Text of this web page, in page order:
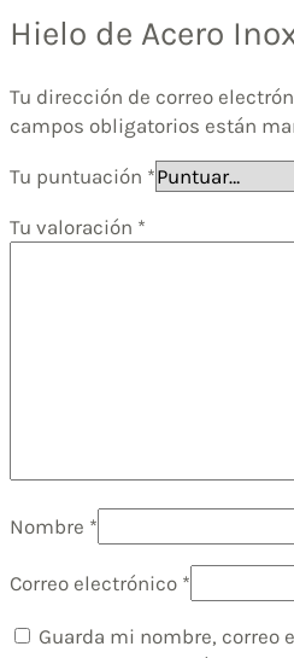
Hielo de Acero
Tu dirección de correo
campos obligatorios están
Tu puntuación *
Tu valoración *
Nombre *
Correo electrónico *
Guarda mi nombre, correo